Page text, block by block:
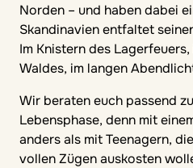
Norden – und haben dabei
Skandinavien entfaltet
Im Knistern des
Waldes, im langen
Wir beraten euch passend
Lebensphase, denn mit
anders als mit Teenagern,
vollen Zügen auskosten